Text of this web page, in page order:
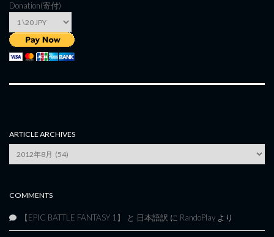
Donation(寄付)
ARTICLE ARCHIVES
Article
Archives
COMMENTS
【EPIC BATTLE FANTASY 1】 と 日本語訳 に RandoPlay より